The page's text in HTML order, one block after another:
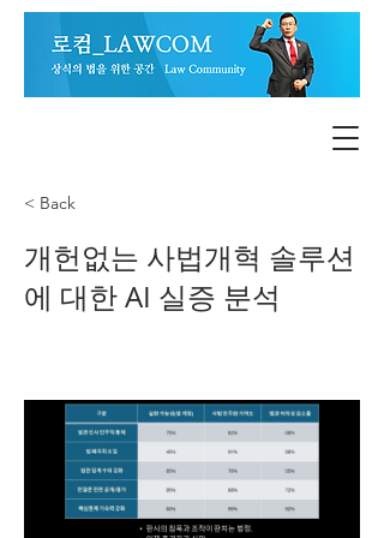
< Back
개헌없는 사법개혁 솔루션
에 대한 AI 실증 분석